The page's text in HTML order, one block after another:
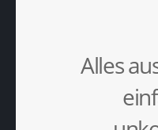
Alles